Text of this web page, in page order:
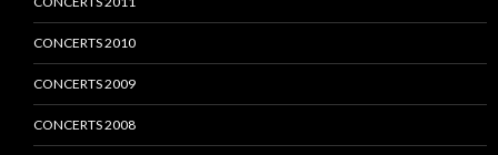
CONCERTS 2010
CONCERTS 2009
CONCERTS 2008